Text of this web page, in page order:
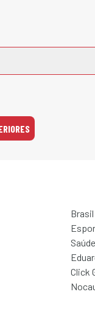
Brasil
Saúde
Click